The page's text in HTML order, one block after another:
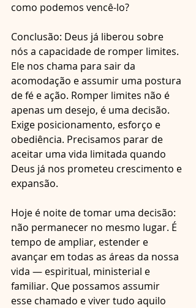
como podemos vencê-lo?
Conclusão: Deus já liberou sobre
nós a capacidade de romper limites.
Ele nos chama para sair da
acomodação e assumir uma postura
de fé e ação. Romper limites não é
apenas um desejo, é uma decisão.
Exige posicionamento, esforço e
obediência. Precisamos parar de
aceitar uma vida limitada quando
Deus já nos prometeu crescimento e
expansão.
Hoje é noite de tomar uma decisão:
não permanecer no mesmo lugar. É
tempo de ampliar, estender e
avançar em todas as áreas da nossa
vida — espiritual, ministerial e
familiar. Que possamos assumir
esse chamado e viver tudo aquilo